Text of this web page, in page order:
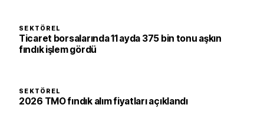
SEKTÖREL
Ticaret borsalarında 11 ayda 375 bin tonu aşkın
fındık işlem gördü
SEKTÖREL
2026 TMO fındık alım fiyatları açıklandı